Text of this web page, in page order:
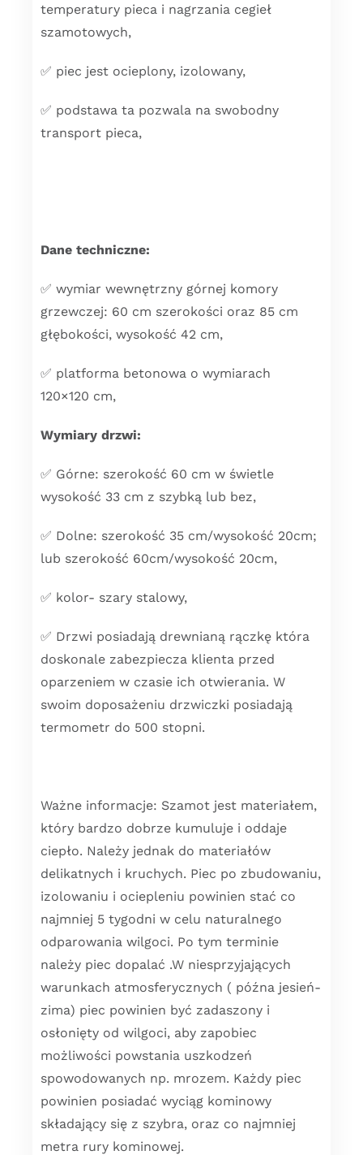
temperatury pieca i nagrzania cegieł
szamotowych,
✅ piec jest ocieplony, izolowany,
✅ podstawa ta pozwala na swobodny
transport pieca,
Dane techniczne:
✅ wymiar wewnętrzny górnej komory
grzewczej: 60 cm szerokości oraz 85 cm
głębokości, wysokość 42 cm,
✅ platforma betonowa o wymiarach
120×120 cm,
Wymiary drzwi:
✅ Górne: szerokość 60 cm w świetle
wysokość 33 cm z szybką lub bez,
✅ Dolne: szerokość 35 cm/wysokość 20cm;
lub szerokość 60cm/wysokość 20cm,
✅ kolor- szary stalowy,
✅ Drzwi posiadają drewnianą rączkę która
doskonale zabezpiecza klienta przed
oparzeniem w czasie ich otwierania. W
swoim doposażeniu drzwiczki posiadają
termometr do 500 stopni.
Ważne informacje: Szamot jest materiałem,
który bardzo dobrze kumuluje i oddaje
ciepło. Należy jednak do materiałów
delikatnych i kruchych. Piec po zbudowaniu,
izolowaniu i ociepleniu powinien stać co
najmniej 5 tygodni w celu naturalnego
odparowania wilgoci. Po tym terminie
należy piec dopalać .W niesprzyjających
warunkach atmosferycznych ( późna jesień-
zima) piec powinien być zadaszony i
osłonięty od wilgoci, aby zapobiec
możliwości powstania uszkodzeń
spowodowanych np. mrozem. Każdy piec
powinien posiadać wyciąg kominowy
składający się z szybra, oraz co najmniej
metra rury kominowej.